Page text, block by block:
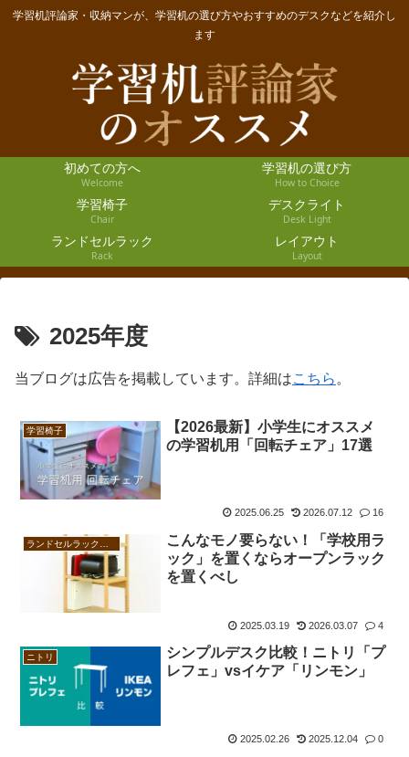
学習机評論家・収納マンが、学習机の選び方やおすすめのデスクなどを紹介し
ます
初めての方へ
Welcome
学習机の選び方
How to Choice
学習椅子
Chair
デスクライト
Desk Light
ランドセルラック
Rack
レイアウト
Layout
2025年度
当ブログは広告を掲載しています。詳細はこちら 。
学習椅子
【2026最新】小学生にオススメ
の学習机用「回転チェア」17選
2025.06.25 2026.07.12 16
こんなモノ要らない！「学校用ラ
ック」を置くならオープンラック
を置くべし
2025.03.19 2026.03.07 4
ニトリ
シンプルデスク比較！ニトリ「プ
レフェ」vsイケア「リンモン」
2025.02.26 2025.12.04 0